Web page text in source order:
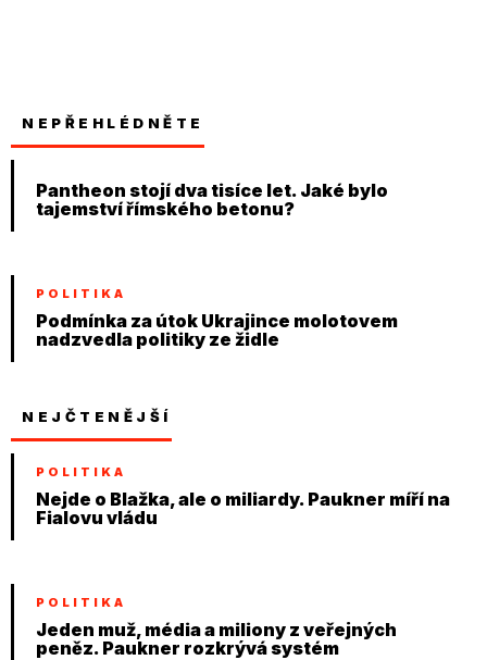
NEPŘEHLÉDNĚTE
Pantheon stojí dva tisíce let. Jaké bylo
tajemství římského betonu?
POLITIKA
Podmínka za útok Ukrajince molotovem
nadzvedla politiky ze židle
NEJČTENĚJŠÍ
POLITIKA
Nejde o Blažka, ale o miliardy. Paukner míří na
Fialovu vládu
POLITIKA
Jeden muž, média a miliony z veřejných
peněz. Paukner rozkrývá systém